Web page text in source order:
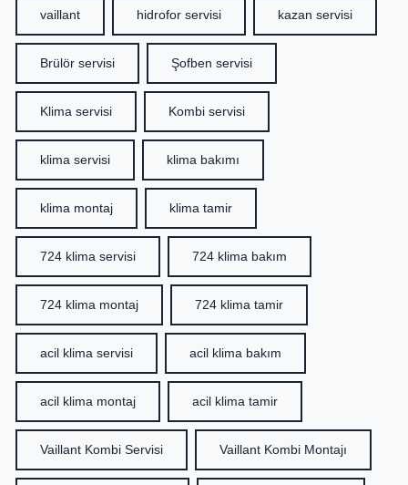
vaillant hidrofor servisi kazan servisi
Brülör servisi Şofben servisi
Klima servisi Kombi servisi
klima servisi klima bakımı
klima montaj klima tamir
724 klima servisi 724 klima bakım
724 klima montaj 724 klima tamir
acil klima servisi acil klima bakım
acil klima montaj acil klima tamir
Vaillant Kombi Servisi Vaillant Kombi Montajı